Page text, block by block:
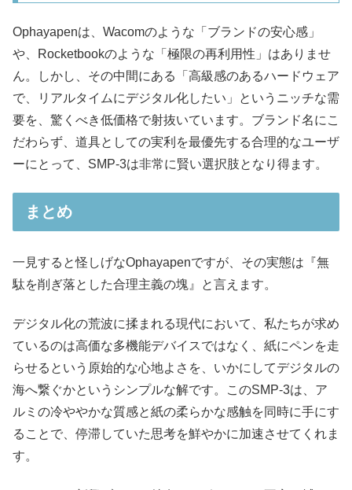
Ophayapenは、Wacomのような「ブランドの安心感」
や、Rocketbookのような「極限の再利用性」はありませ
ん。しかし、その中間にある「高級感のあるハードウェア
で、リアルタイムにデジタル化したい」というニッチな需
要を、驚くべき低価格で射抜いています。ブランド名にこ
だわらず、道具としての実利を最優先する合理的なユーザ
ーにとって、SMP-3は非常に賢い選択肢となり得ます。
まとめ
一見すると怪しげなOphayapenですが、その実態は『無
駄を削ぎ落とした合理主義の塊』と言えます。
デジタル化の荒波に揉まれる現代において、私たちが求め
ているのは高価な多機能デバイスではなく、紙にペンを走
らせるという原始的な心地よさを、いかにしてデジタルの
海へ繋ぐかというシンプルな解です。このSMP-3は、ア
ルミの冷ややかな質感と紙の柔らかな感触を同時に手にす
ることで、停滞していた思考を鮮やかに加速させてくれま
す。